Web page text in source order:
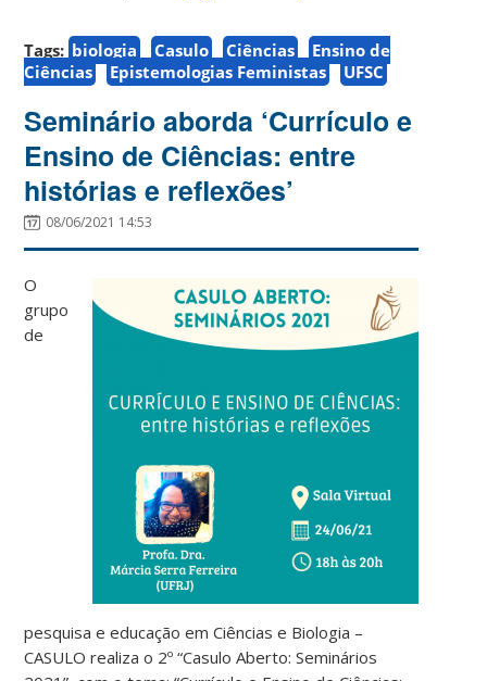
Tags: biologia Casulo Ciências
Ensino de
Ciências
Epistemologias Feministas UFSC
Seminário aborda ‘Currículo e
Ensino de Ciências: entre
histórias e reflexões’
08/06/2021 14:53
O
grupo
de
pesquisa e educação em Ciências e Biologia –
CASULO realiza o 2º “Casulo Aberto: Seminários